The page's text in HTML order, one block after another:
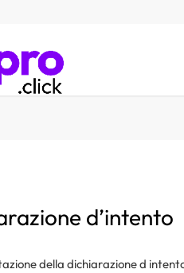
d’intento
della dichiarazione d